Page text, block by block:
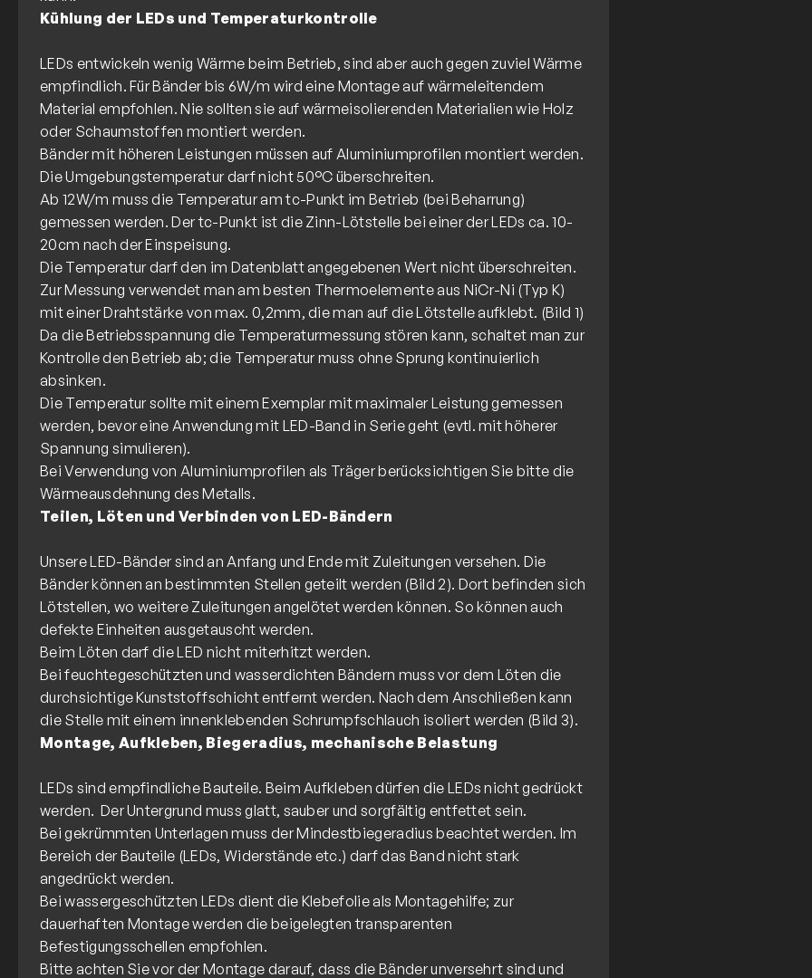
Kühlung der LEDs und Temperaturkontrolle
LEDs entwickeln wenig Wärme beim Betrieb, sind aber auch gegen zuviel Wärme
empfindlich. Für Bänder bis 6W/m wird eine Montage auf wärmeleitendem
Material empfohlen. Nie sollten sie auf wärmeisolierenden Materialien wie Holz
oder Schaumstoffen montiert werden.
Bänder mit höheren Leistungen müssen auf Aluminiumprofilen montiert werden.
Die Umgebungstemperatur darf nicht 50°C überschreiten.
Ab 12W/m muss die Temperatur am tc-Punkt im Betrieb (bei Beharrung)
gemessen werden. Der tc-Punkt ist die Zinn-Lötstelle bei einer der LEDs ca. 10-
20cm nach der Einspeisung.
Die Temperatur darf den im Datenblatt angegebenen Wert nicht überschreiten.
Zur Messung verwendet man am besten Thermoelemente aus NiCr-Ni (Typ K)
mit einer Drahtstärke von max. 0,2mm, die man auf die Lötstelle aufklebt. (Bild 1)
Da die Betriebsspannung die Temperaturmessung stören kann, schaltet man zur
Kontrolle den Betrieb ab; die Temperatur muss ohne Sprung kontinuierlich
absinken.
Die Temperatur sollte mit einem Exemplar mit maximaler Leistung gemessen
werden, bevor eine Anwendung mit LED-Band in Serie geht (evtl. mit höherer
Spannung simulieren).
Bei Verwendung von Aluminiumprofilen als Träger berücksichtigen Sie bitte die
Teilen, Löten und Verbinden von LED-Bändern
Unsere LED-Bänder sind an Anfang und Ende mit Zuleitungen versehen. Die
Bänder können an bestimmten Stellen geteilt werden (Bild 2). Dort befinden sich
Lötstellen, wo weitere Zuleitungen angelötet werden können. So können auch
defekte Einheiten ausgetauscht werden.
Beim Löten darf die LED nicht miterhitzt werden.
Bei feuchtegeschützten und wasserdichten Bändern muss vor dem Löten die
durchsichtige Kunststoffschicht entfernt werden. Nach dem Anschließen kann
Montage, Aufkleben, Biegeradius, mechanische Belastung
LEDs sind empfindliche Bauteile. Beim Aufkleben dürfen die LEDs nicht gedrückt
werden. Der Untergrund muss glatt, sauber und sorgfältig entfettet sein.
Bei gekrümmten Unterlagen muss der Mindestbiegeradius beachtet werden. Im
Bereich der Bauteile (LEDs, Widerstände etc.) darf das Band nicht stark
angedrückt werden.
Bei wassergeschützten LEDs dient die Klebefolie als Montagehilfe; zur
dauerhaften Montage werden die beigelegten transparenten
Befestigungsschellen empfohlen.
Bitte achten Sie vor der Montage darauf, dass die Bänder unversehrt sind und